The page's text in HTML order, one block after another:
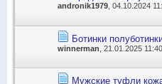
andronik1979 , 04.10.2024
Ботинки
winnerman , 21.01.2025 11:40
Мужские туфли